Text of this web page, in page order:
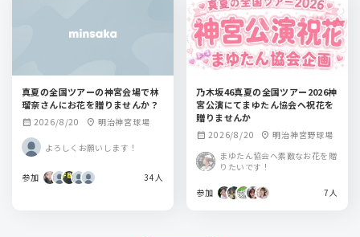
真夏の全国ツアーの神宮会場で林
瑠奈さんにお花を贈りませんか？
calendar_month 2026/8/20 location_on 明治神宮球場
よろしくお願いします！
参加 34人
乃木坂46真夏の全国ツアー2026神
宮公演にてまゆたん協会へ祝花を
贈りませんか
calendar_month 2026/8/20 location_on 明治神宮野球場
まゆたん協会へ素敵なお花を贈
りたいです！
参加 7人